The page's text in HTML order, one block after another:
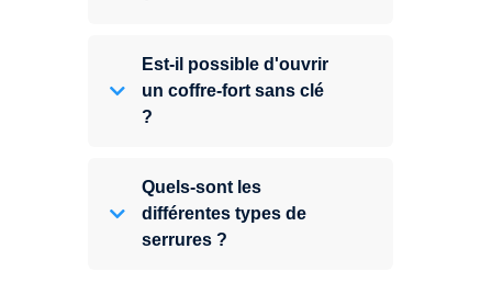
Est-il possible d'ouvrir
un coffre-fort sans clé
?
Quels-sont les
différentes types de
serrures ?